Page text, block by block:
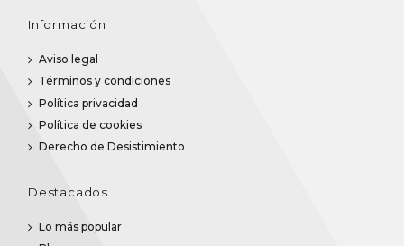
Información
Aviso legal
Términos y condiciones
Política privacidad
Política de cookies
Derecho de Desistimiento
Destacados
Lo más popular